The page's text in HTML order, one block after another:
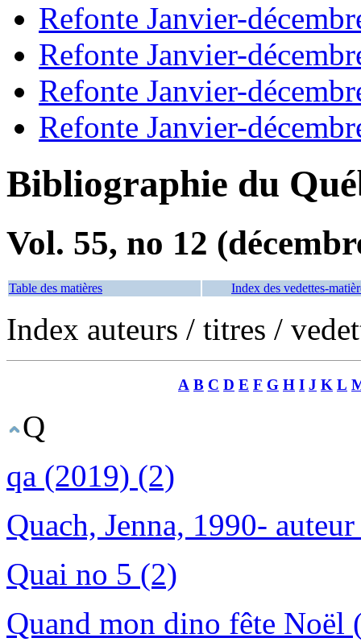
Refonte Janvier-
Refonte Janvier-
Refonte Janvier-
Refonte Janvier-
Bibliographie du
Vol. 55, no 12
Table des matières Index des vedettes-
Index auteurs / titres /
A B C D E F G H I J K L
Q
qa (2019) (2)
Quach, Jenna, 1990-
Quai no 5 (2)
Quand mon dino fête Noël